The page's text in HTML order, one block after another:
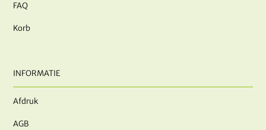
FAQ
Korb
INFORMATIE
Afdruk
AGB